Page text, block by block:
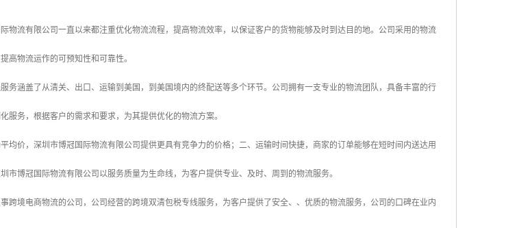
物流有限公司一直以来都注重优化物流流程，提高物流效率，以保证客户的货物能够及时到达目的地。公司采用的物流
高物流运作的可预知性和可靠性。
务涵盖了从清关、出口、运输到美国，到美国境内的终配送等多个环节。公司拥有一支专业的物流团队，具备丰富的行
服务，根据客户的需求和要求，为其提供优化的物流方案。
均价，深圳市博冠国际物流有限公司提供更具有竞争力的价格；二、运输时间快捷，商家的订单能够在短时间内送达用
市博冠国际物流有限公司以服务质量为生命线，为客户提供专业、及时、周到的物流服务。
跨境电商物流的公司，公司经营的跨境双清包税专线服务，为客户提供了安全、、优质的物流服务，公司的口碑在业内